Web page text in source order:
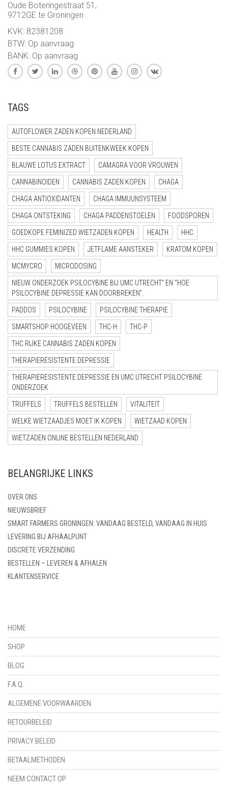
Oude Boteringestraat 51,
9712GE te Groningen
KVK: 82381208
BTW: Op aanvraag
BANK: Op aanvraag
TAGS
AUTOFLOWER ZADEN KOPEN NEDERLAND
BESTE CANNABIS ZADEN BUITENKWEEK KOPEN
BLAUWE LOTUS EXTRACT CAMAGRA VOOR VROUWEN
CANNABINOIDEN CANNABIS ZADEN KOPEN CHAGA
CHAGA ANTIOXIDANTEN CHAGA IMMUUNSYSTEEM
CHAGA ONTSTEKING CHAGA PADDENSTOELEN FOODSPOREN
GOEDKOPE FEMINIZED WIETZADEN KOPEN HEALTH HHC
HHC GUMMIES KOPEN JETFLAME AANSTEKER KRATOM KOPEN
MCMYCRO MICRODOSING
NIEUW ONDERZOEK PSILOCYBINE BIJ UMC UTRECHT” EN “HOE
PSILOCYBINE DEPRESSIE KAN DOORBREKEN”.
PADDOS PSILOCYBINE PSILOCYBINE THERAPIE
SMARTSHOP HOOGEVEEN THC-H THC-P
THC RIJKE CANNABIS ZADEN KOPEN
THERAPIERESISTENTE DEPRESSIE
THERAPIERESISTENTE DEPRESSIE EN UMC UTRECHT PSILOCYBINE
ONDERZOEK
TRUFFELS TRUFFELS BESTELLEN VITALITEIT
WELKE WIETZAADJES MOET IK KOPEN WIETZAAD KOPEN
WIETZADEN ONLINE BESTELLEN NEDERLAND
BELANGRIJKE LINKS
OVER ONS
NIEUWSBRIEF
SMART FARMERS GRONINGEN: VANDAAG BESTELD, VANDAAG IN HUIS
LEVERING BIJ AFHAALPUNT
DISCRETE VERZENDING
BESTELLEN – LEVEREN & AFHALEN
KLANTENSERVICE
HOME
SHOP
BLOG
F.A.Q.
ALGEMENE VOORWAARDEN
RETOURBELEID
PRIVACY BELEID
BETAALMETHODEN
NEEM CONTACT OP